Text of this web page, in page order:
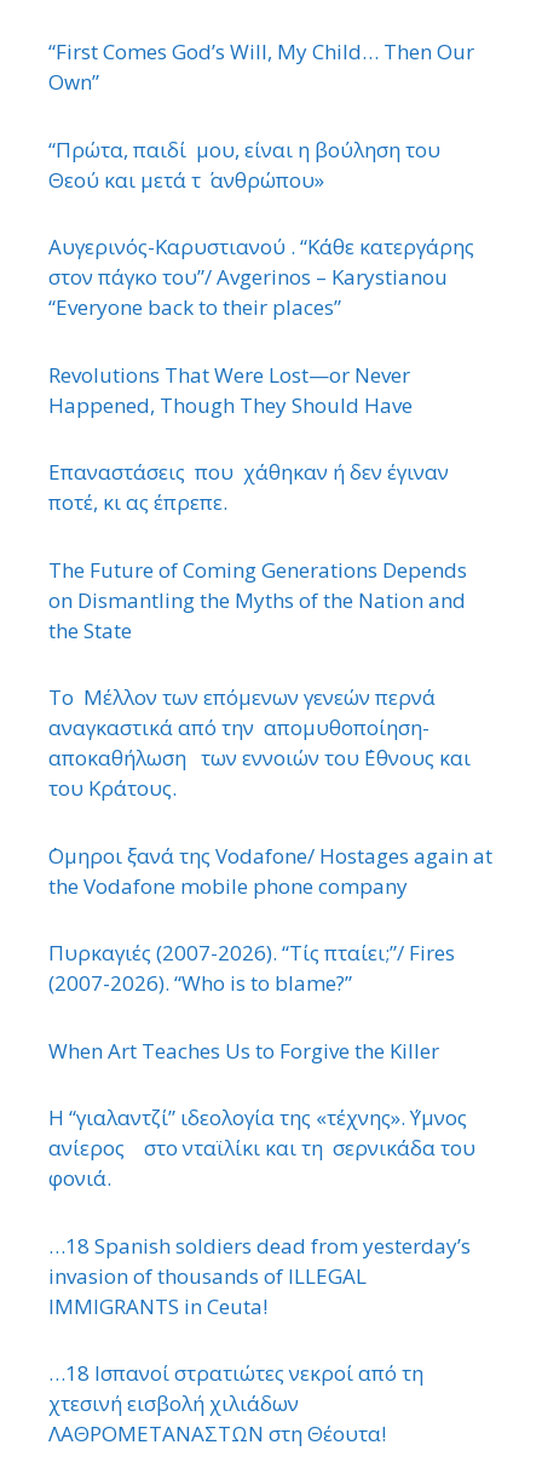
“First Comes God’s Will, My Child… Then Our
Own”
“Πρώτα, παιδί μου, είναι η βούληση του
Θεού και μετά τ ΄ ανθρώπου»
Αυγερινός-Καρυστιανού . “Κάθε κατεργάρης
στον πάγκο του”/ Avgerinos – Karystianou
“Εveryone back to their places”
Revolutions That Were Lost—or Never
Happened, Though They Should Have
Επαναστάσεις που χάθηκαν ή δεν έγιναν
ποτέ, κι ας έπρεπε.
The Future of Coming Generations Depends
on Dismantling the Myths of the Nation and
the State
Το Μέλλον των επόμενων γενεών περνά
αναγκαστικά από την απομυθοποίηση-
αποκαθήλωση των εννοιών του ΄Εθνους και
του Κράτους.
΄Ομηροι ξανά της Vodafone/ Hostages again at
the Vodafone mobile phone company
Πυρκαγιές (2007-2026). “Τίς πταίει;”/ Fires
(2007-2026). “Who is to blame?”
When Art Teaches Us to Forgive the Killer
Η “γιαλαντζί” ιδεολογία της «τέχνης». ΄Υμνος
ανίερος στο νταϊλίκι και τη σερνικάδα του
φονιά.
…18 Spanish soldiers dead from yesterday’s
invasion of thousands of ILLEGAL
IMMIGRANTS in Ceuta!
…18 Ισπανοί στρατιώτες νεκροί από τη
χτεσινή εισβολή χιλιάδων
ΛΑΘΡΟΜΕΤΑΝΑΣΤΩΝ στη Θέουτα!